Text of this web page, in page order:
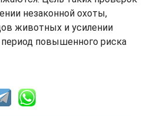
незаконной охоты,
животных и усилении
повышенного риска